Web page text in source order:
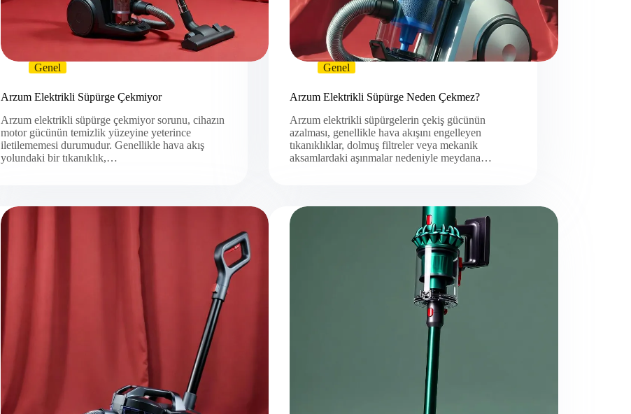
Genel
Arzum Elektrikli Süpürge Çekmiyor
Arzum elektrikli süpürge çekmiyor sorunu, cihazın
motor gücünün temizlik yüzeyine yeterince
iletilememesi durumudur. Genellikle hava akış
yolundaki bir tıkanıklık,…
Genel
Arzum Elektrikli Süpürge Neden Çekmez?
Arzum elektrikli süpürgelerin çekiş gücünün
azalması, genellikle hava akışını engelleyen
tıkanıklıklar, dolmuş filtreler veya mekanik
aksamlardaki aşınmalar nedeniyle meydana…